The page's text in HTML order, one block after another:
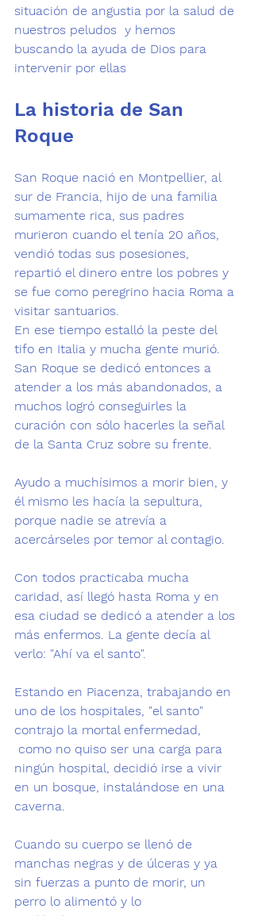
situación de angustia por la salud de
nuestros peludos  y hemos
buscando la ayuda de Dios para
intervenir por ellas
La historia de San
Roque
San Roque nació en Montpellier, al
sur de Francia, hijo de una familia
sumamente rica, sus padres
murieron cuando el tenía 20 años,
vendió todas sus posesiones,
repartió el dinero entre los pobres y
se fue como peregrino hacia Roma a
visitar santuarios.
En ese tiempo estalló la peste del
tifo en Italia y mucha gente murió.
San Roque se dedicó entonces a
atender a los más abandonados, a
muchos logró conseguirles la
curación con sólo hacerles la señal
de la Santa Cruz sobre su frente.
Ayudo a muchísimos a morir bien, y
él mismo les hacía la sepultura,
porque nadie se atrevía a
acercárseles por temor al contagio.
Con todos practicaba mucha
caridad, así llegó hasta Roma y en
esa ciudad se dedicó a atender a los
más enfermos. La gente decía al
verlo: "Ahí va el santo".
Estando en Piacenza, trabajando en
uno de los hospitales, "el santo"
contrajo la mortal enfermedad,
como no quiso ser una carga para
ningún hospital, decidió irse a vivir
en un bosque, instalándose en una
caverna.
Cuando su cuerpo se llenó de
manchas negras y de úlceras y ya
sin fuerzas a punto de morir, un
perro lo alimentó y lo